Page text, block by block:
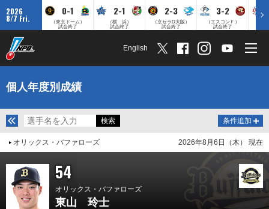
2026
8/7 Fri.
0-1
（東京ドーム）
試合終了
2-1
（横 浜）
試合終了
2-3
（京セラD大阪）
試合終了
3-2
（エスコンＦ）
試合終了
English
個人年度別成績
条件追加
オリックス・バファローズ 2026年8月6日（木） 現在
54
オリックス・バファローズ
東山 玲士